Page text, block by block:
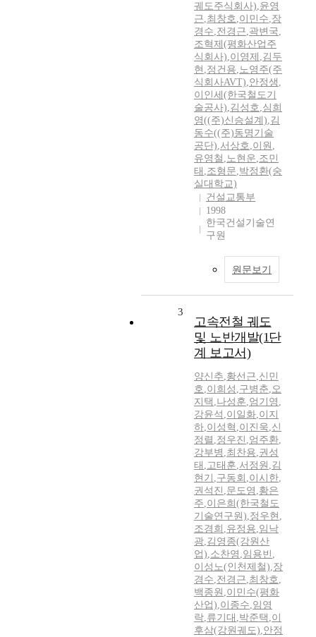
궤도주식회사),윤영
근,최창호,이민수,장
경수,전경근,곽변국,
조혁제(평화산업주
식회사),이영제 ,김두
현 ,정건용,노영주(주
식회사AVT),안정생 ,
이인세(한국철도기
술공사),김성호,심희
영((주)신승설계),김
동수((주)동명기술
공단),서상호,이원 ,
유영철 ,노현운,조민
태 ,조형문,박정환(숭
실대학교)
건설교통부
1998
한국건설기술연
구원
원문보기
3
고속전철 궤도
및 노반개발(1단
계 보고서)
양신추,황선근,신민
호,이희성 ,구병춘,오
지택 ,나성훈,엄기영 ,
강윤석 ,이일화,이지
하,이성혁 ,이진욱,신
정렬 ,정우진 ,엄주환,
강부병 ,최찬용,권성
태 ,고태훈,서정원 ,김
현기 ,구동회 ,이시한,
권석진 ,문도영 ,황은
주,이은희(한국철도
기술연구원),정우현 ,
조경희 ,유정용,임낙
광,김영종(강원산
업),소찬영 ,임용빈 ,
이성노(인천제철),장
경수,전경근,최창호,
백종원 ,이민수(평화
산업),이종수,임영
락,류기대 ,박준택 ,이
후삼(강원궤도),안정